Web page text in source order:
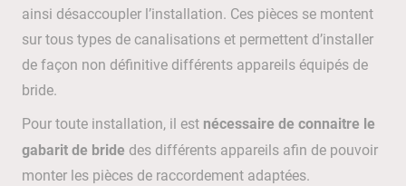
ainsi désaccoupler l’installation. Ces pièces se montent
sur tous types de canalisations et permettent d’installer
de façon non définitive différents appareils équipés de
bride.
Pour toute installation, il est nécessaire de connaitre le
gabarit de bride des différents appareils afin de pouvoir
monter les pièces de raccordement adaptées.